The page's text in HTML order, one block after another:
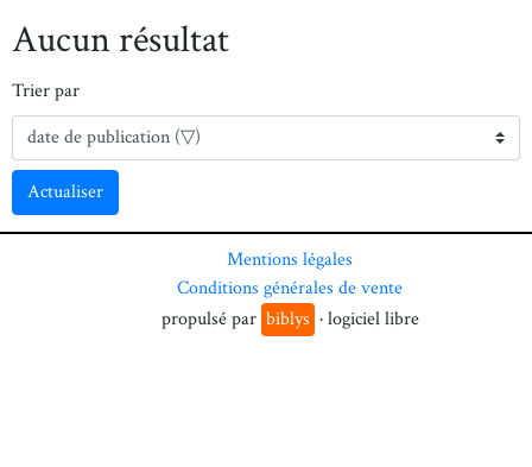
Aucun résultat
Trier par
Actualiser
Mentions légales
Conditions générales de vente
propulsé par biblys · logiciel libre